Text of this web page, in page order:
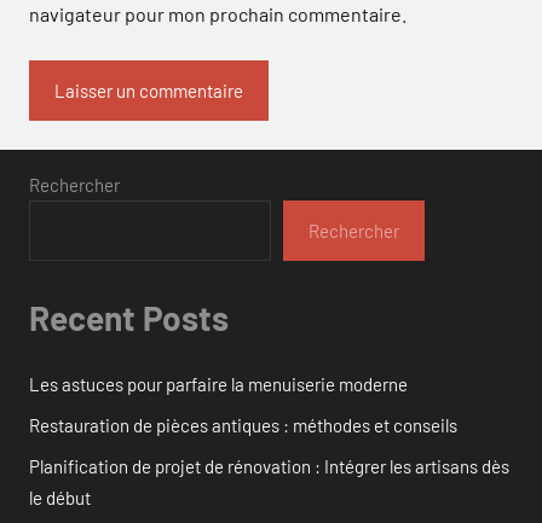
navigateur pour mon prochain commentaire.
Rechercher
Rechercher
Recent Posts
Les astuces pour parfaire la menuiserie moderne
Restauration de pièces antiques : méthodes et conseils
Planification de projet de rénovation : Intégrer les artisans dès
le début